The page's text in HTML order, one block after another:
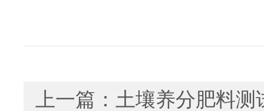
上一篇： 土壤养分肥料